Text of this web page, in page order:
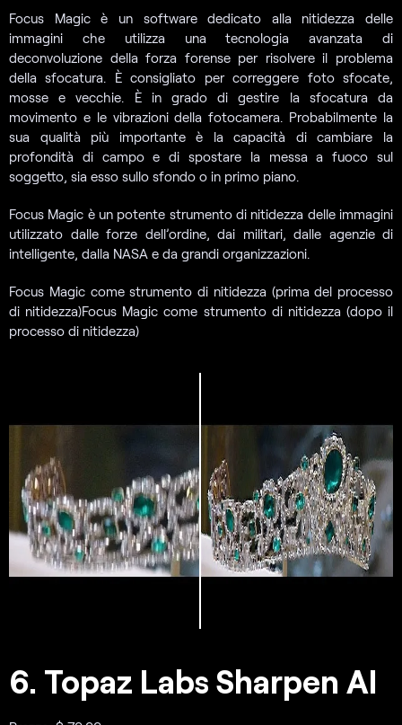
Focus Magic è un software dedicato alla nitidezza delle
immagini che utilizza una tecnologia avanzata di
deconvoluzione della forza forense per risolvere il problema
della sfocatura. È consigliato per correggere foto sfocate,
mosse e vecchie. È in grado di gestire la sfocatura da
movimento e le vibrazioni della fotocamera. Probabilmente la
sua qualità più importante è la capacità di cambiare la
profondità di campo e di spostare la messa a fuoco sul
soggetto, sia esso sullo sfondo o in primo piano.
Focus Magic è un potente strumento di nitidezza delle immagini
utilizzato dalle forze dell’ordine, dai militari, dalle agenzie di
intelligente, dalla NASA e da grandi organizzazioni.
Focus Magic come strumento di nitidezza (prima del processo
di nitidezza)Focus Magic come strumento di nitidezza (dopo il
processo di nitidezza)
6. Topaz Labs Sharpen AI